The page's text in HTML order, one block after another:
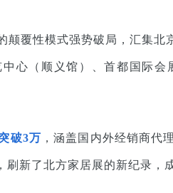
颠覆性模式强势破局，汇集
心（顺义馆）、首都国际
破3万 ，涵盖国内外经销商代
新了北方家居展的新纪录，